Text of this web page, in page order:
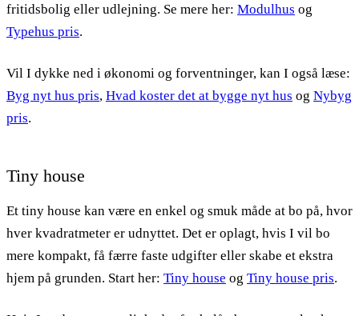
fritidsbolig eller udlejning. Se mere her: Modulhus og
Typehus pris.
Vil I dykke ned i økonomi og forventninger, kan I også læse:
Byg nyt hus pris, Hvad koster det at bygge nyt hus og Nybyg
pris.
Tiny house
Et tiny house kan være en enkel og smuk måde at bo på, hvor
hver kvadratmeter er udnyttet. Det er oplagt, hvis I vil bo
mere kompakt, få færre faste udgifter eller skabe et ekstra
hjem på grunden. Start her: Tiny house og Tiny house pris.